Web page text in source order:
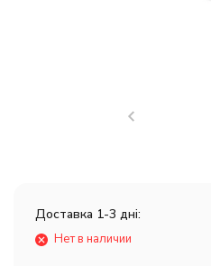
Доставка 1-3 дні:
Нет в наличии